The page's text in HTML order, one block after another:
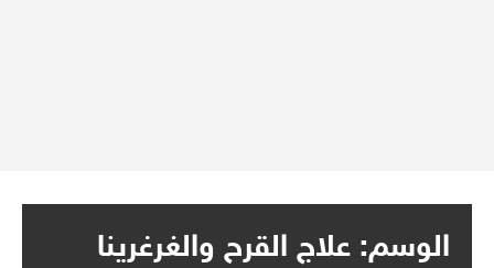
الوسم: علاج القرح والغرغرينا